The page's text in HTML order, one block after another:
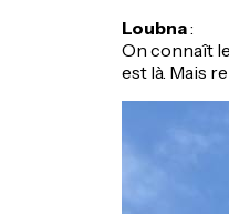
Loubna:
On connaît
est là. Mais